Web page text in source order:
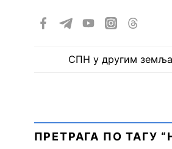
СПН у другим
ПРЕТРАГА ПО ТАГУ